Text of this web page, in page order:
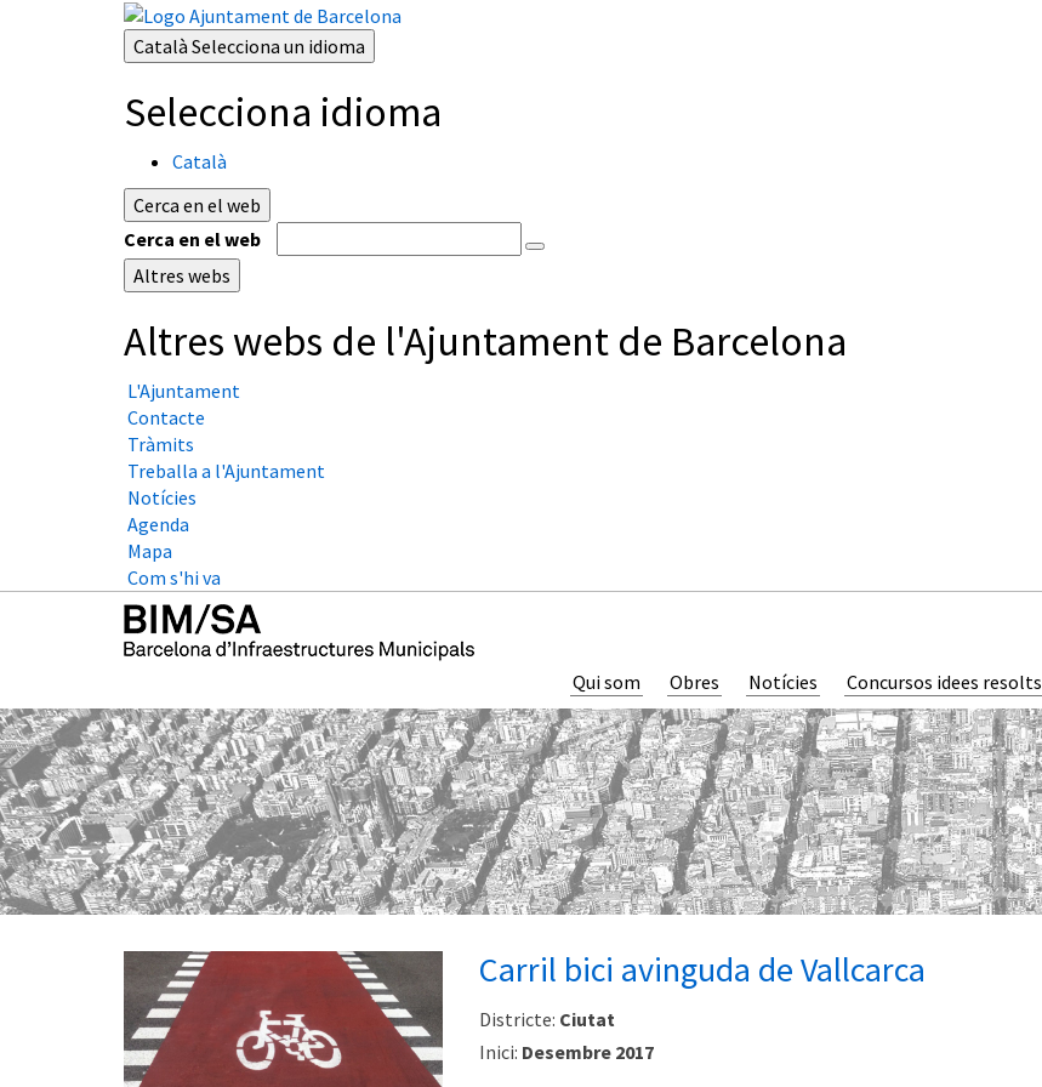
Català Selecciona un idioma
Selecciona idioma
Català
Cerca en el web
Cerca en el web
Altres webs
Altres webs de l'Ajuntament de Barcelona
L'Ajuntament
Contacte
Tràmits
Treballa a l'Ajuntament
Notícies
Agenda
Mapa
Com s'hi va
Qui som Obres Notícies Concursos idees resolts
Carril bici avinguda de Vallcarca
Districte: Ciutat
Inici: Desembre 2017